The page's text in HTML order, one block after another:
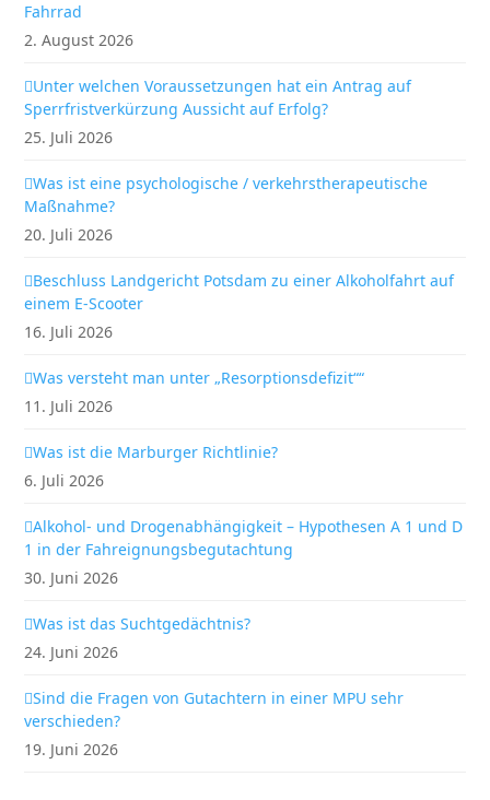
Fahrrad
2. August 2026
Unter welchen Voraussetzungen hat ein Antrag auf
Sperrfristverkürzung Aussicht auf Erfolg?
25. Juli 2026
Was ist eine psychologische / verkehrstherapeutische
Maßnahme?
20. Juli 2026
Beschluss Landgericht Potsdam zu einer Alkoholfahrt auf
einem E-Scooter
16. Juli 2026
Was versteht man unter „Resorptionsdefizit““
11. Juli 2026
Was ist die Marburger Richtlinie?
6. Juli 2026
Alkohol- und Drogenabhängigkeit – Hypothesen A 1 und D
1 in der Fahreignungsbegutachtung
30. Juni 2026
Was ist das Suchtgedächtnis?
24. Juni 2026
Sind die Fragen von Gutachtern in einer MPU sehr
verschieden?
19. Juni 2026